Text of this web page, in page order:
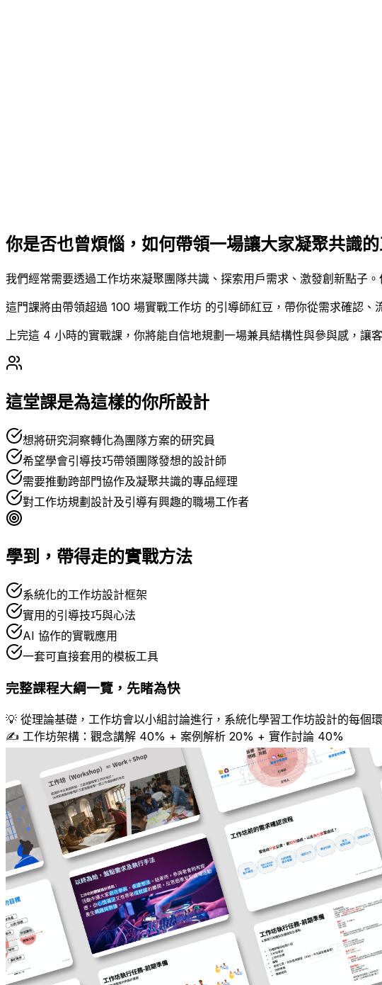
你是否也曾煩惱，如何帶領一場讓大家凝聚共識的
我們經常需要透過工作坊來凝聚團隊共識、探索用戶需求、激發創新點子
這門課將由帶領超過 100 場實戰工作坊 的引導師紅豆 ，帶你從需求確認、
上完這 4 小時的實戰課，你將能自信地規劃一場兼具結構性與參與感，讓
這堂課是為這樣的你所設計
想將研究洞察轉化為團隊方案的研究員
希望學會引導技巧帶領團隊發想的設計師
需要推動跨部門協作及凝聚共識的專品經理
對工作坊規劃設計及引導有興趣的職場工作者
學到，帶得走的實戰方法
系統化的工作坊設計框架
實用的引導技巧與心法
AI 協作的實戰應用
一套可直接套用的模板工具
完整課程大綱一覽，先睹為快
💡 從理論基礎，工作坊會以小組討論進行，系統化學習工作坊設計的每個
✍️ 工作坊架構：觀念講解 40% + 案例解析 20% + 實作討論 40%